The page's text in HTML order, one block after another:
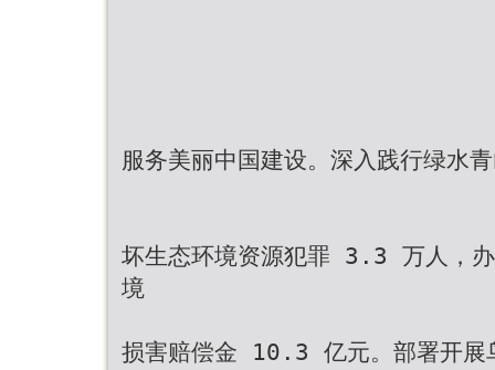
服务美丽中国建设。深入践行绿水
坏生态环境资源犯罪 3.3 万人，
境
损害赔偿金 10.3 亿元。部署开展